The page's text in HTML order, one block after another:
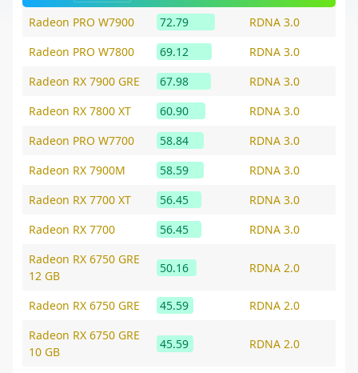
Radeon PRO W7900
72.79
RDNA 3.0
Radeon PRO W7800
69.12
RDNA 3.0
Radeon RX 7900 GRE
67.98
RDNA 3.0
Radeon RX 7800 XT
60.90
RDNA 3.0
Radeon PRO W7700
58.84
RDNA 3.0
Radeon RX 7900M
58.59
RDNA 3.0
Radeon RX 7700 XT
56.45
RDNA 3.0
Radeon RX 7700
56.45
RDNA 3.0
Radeon RX 6750 GRE
12 GB
50.16 RDNA 2.0
Radeon RX 6750 GRE 45.59
RDNA 2.0
Radeon RX 6750 GRE
10 GB
45.59 RDNA 2.0